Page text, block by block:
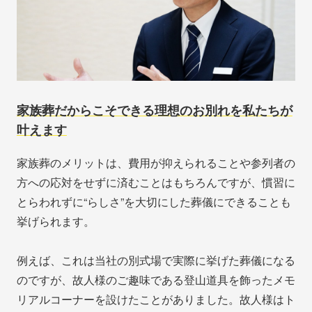
家族葬だからこそできる理想のお別れを私たちが
叶えます
家族葬のメリットは、費用が抑えられることや参列者の
方への応対をせずに済むことはもちろんですが、慣習に
とらわれずに“らしさ”を大切にした葬儀にできることも
挙げられます。
例えば、これは当社の別式場で実際に挙げた葬儀になる
のですが、故人様のご趣味である登山道具を飾ったメモ
リアルコーナーを設けたことがありました。故人様はト